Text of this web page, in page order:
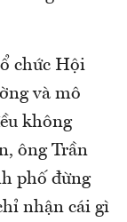
chức Hội
và mô
không
ông Trần
phố đừng
nhận cái gì